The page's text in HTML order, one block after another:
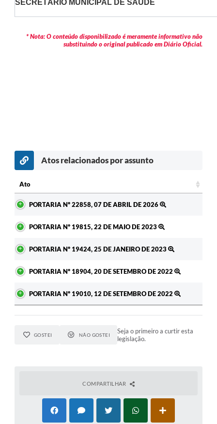
SECRETÁRIO MUNICIPAL DE SAÚDE
* Nota: O conteúdo disponibilizado é meramente informativo não
substituindo o original publicado em Diário Oficial.
Atos relacionados por assunto
Ato
PORTARIA Nº 22858, 07 DE ABRIL DE 2026
PORTARIA Nº 19815, 22 DE MAIO DE 2023
PORTARIA Nº 19424, 25 DE JANEIRO DE 2023
PORTARIA Nº 18904, 20 DE SETEMBRO DE 2022
PORTARIA Nº 19010, 12 DE SETEMBRO DE 2022
GOSTEI NÃO GOSTEI
Seja o primeiro a curtir esta
legislação.
COMPARTILHAR